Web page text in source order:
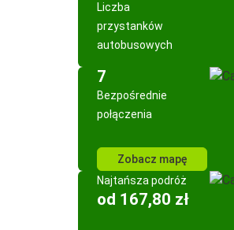
Liczba
przystanków
autobusowych
7
Bezpośrednie
połączenia
Zobacz mapę
Najtańsza podróż
od 167,80 zł